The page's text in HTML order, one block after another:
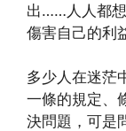
出……人人都
傷害自己的利
多少人在迷茫
一條的規定、
決問題，可是